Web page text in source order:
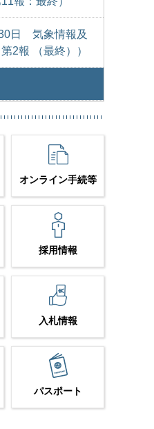
日 気象情報及
2報 （最終））
オンライン手続等
採用情報
入札情報
パスポート